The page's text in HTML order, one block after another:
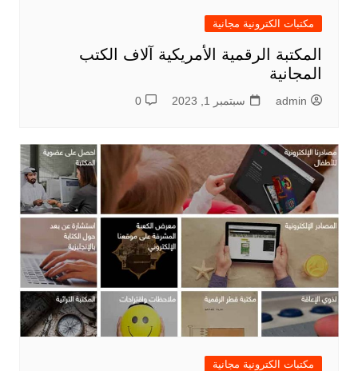
مكتبات الكترونية مجانية
المكتبة الرقمية الأمريكية آلاف الكتب
المجانية
admin سبتمبر 1, 2023 0
مكتبات الكترونية مجانية